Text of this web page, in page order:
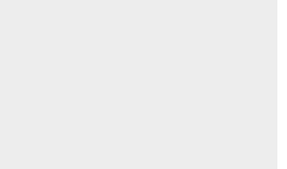
муниципальной
культуры и отдыха на территории